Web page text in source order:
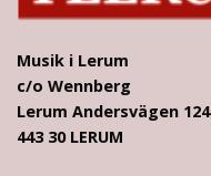
Musik i Lerum
c/o Wennberg
Lerum Andersvägen 124
443 30 LERUM